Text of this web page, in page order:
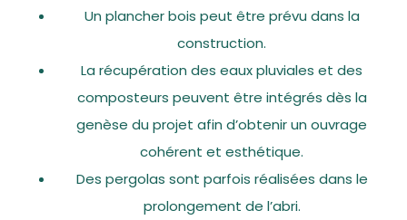
Un plancher bois peut être prévu dans la
construction.
La récupération des eaux pluviales et des
composteurs peuvent être intégrés dès la
genèse du projet afin d’obtenir un ouvrage
cohérent et esthétique.
Des pergolas sont parfois réalisées dans le
prolongement de l’abri.